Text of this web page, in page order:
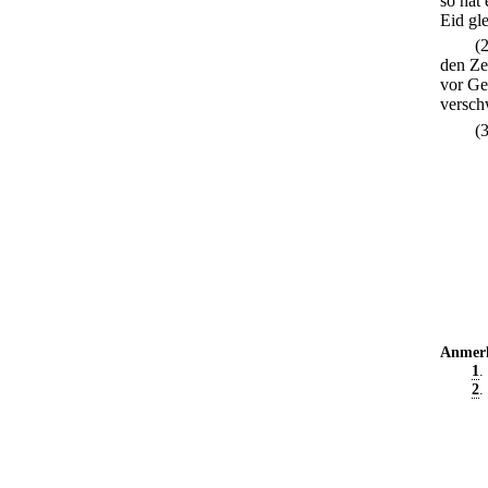
Eid
den
vor
1
2.